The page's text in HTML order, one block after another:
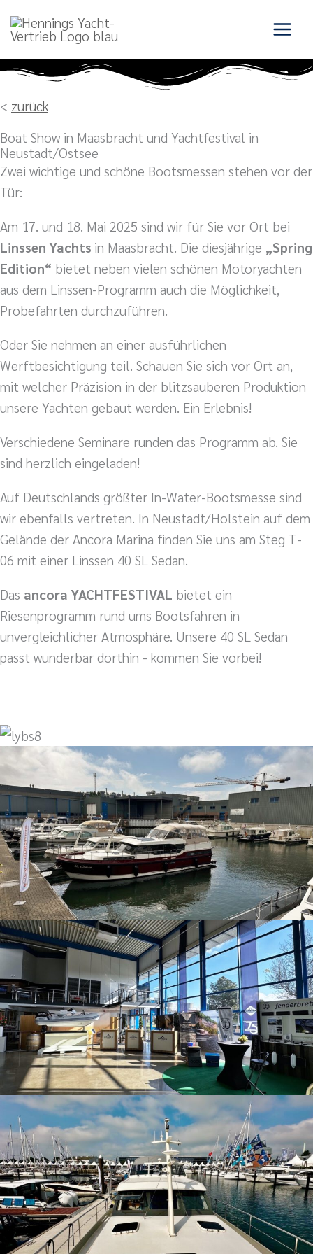
Inhalt
< zurück
Boat Show in Maasbracht und Yachtfestival in
Neustadt/Ostsee
Zwei wichtige und schöne Bootsmessen stehen vor der
Tür:
Am 17. und 18. Mai 2025 sind wir für Sie vor Ort bei
Linssen Yachts in Maasbracht. Die diesjährige „Spring
Edition“ bietet neben vielen schönen Motoryachten
aus dem Linssen-Programm auch die Möglichkeit,
Probefahrten durchzuführen.
Oder Sie nehmen an einer ausführlichen
Werftbesichtigung teil. Schauen Sie sich vor Ort an,
mit welcher Präzision in der blitzsauberen Produktion
unsere Yachten gebaut werden. Ein Erlebnis!
Verschiedene Seminare runden das Programm ab. Sie
sind herzlich eingeladen!
Auf Deutschlands größter In-Water-Bootsmesse sind
wir ebenfalls vertreten. In Neustadt/Holstein auf dem
Gelände der Ancora Marina finden Sie uns am Steg T-
06 mit einer Linssen 40 SL Sedan.
Das ancora YACHTFESTIVAL bietet ein
Riesenprogramm rund ums Bootsfahren in
unvergleichlicher Atmosphäre. Unsere 40 SL Sedan
passt wunderbar dorthin - kommen Sie vorbei!